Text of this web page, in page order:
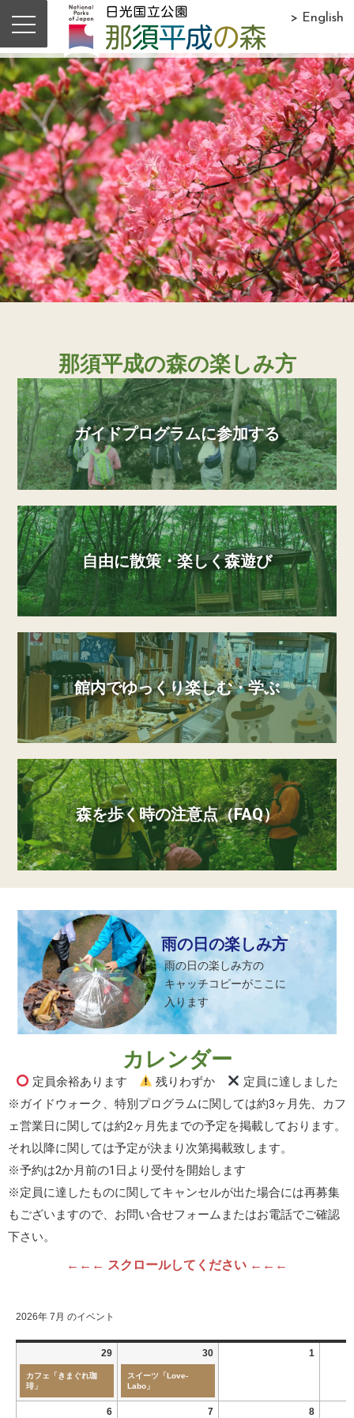
> English
那須平成の森の楽しみ方
ガイドプログラムに参加する
自由に散策・楽しく森遊び
館内でゆっくり楽しむ・学ぶ
森を歩く時の注意点（FAQ）
雨の日の楽しみ方
雨の日の楽しみ方の
キャッチコピーがここに
入ります
カレンダー
定員余裕あります 残りわずか
定員に達しました
※ガイドウォーク、特別プログラムに関しては約3ヶ月先、カフ
ェ営業日に関しては約2ヶ月先までの予定を掲載しております。
それ以降に関しては予定が決まり次第掲載致します。
※予約は2か月前の1日より受付を開始します
※定員に達したものに関してキャンセルが出た場合には再募集
もございますので、お問い合せフォームまたはお電話でご確認
下さい。
←←← スクロールしてください ←←←
2026年 7月 のイベント
29
カフェ「きまぐれ珈
琲」
30
スイーツ「Love-
Labo」
1
6 7 8